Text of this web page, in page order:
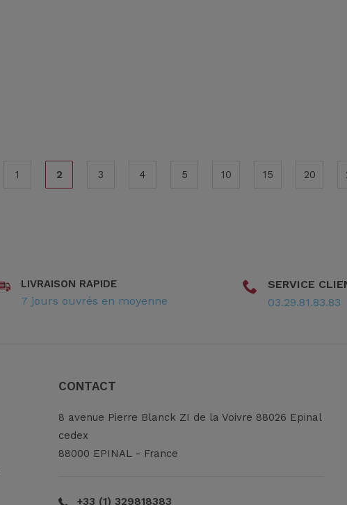
1 2 3 4 5 10 15 20
LIVRAISON RAPIDE
7 jours ouvrés en moyenne
SERVICE
03.29.81.83.83
CONTACT
8 avenue Pierre Blanck ZI de la Voivre 88026 Epinal
cedex
88000 EPINAL - France
+33 (1) 329818383